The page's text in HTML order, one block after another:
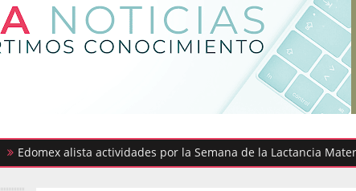
alista actividades por la Semana de la Lactancia Materna